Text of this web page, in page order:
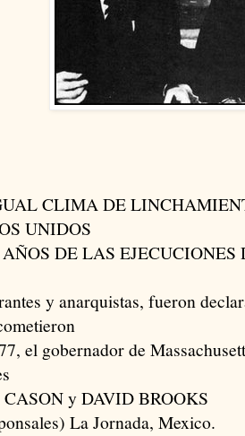
CLIMA DE
UNIDOS
DE LAS
y anarquistas, fueron
el gobernador de
y DAVID BROOKS
La Jornada, Mexico.